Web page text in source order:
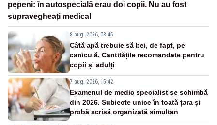
pepeni: în autospecială erau doi copii. Nu au fost
supravegheați medical
8 aug. 2026, 08:45
Câtă apă trebuie să bei, de fapt, pe
caniculă. Cantitățile recomandate pentru
copii și adulți
7 aug. 2026, 15:42
Examenul de medic specialist se schimbă
din 2026. Subiecte unice în toată țara și
probă scrisă organizată simultan